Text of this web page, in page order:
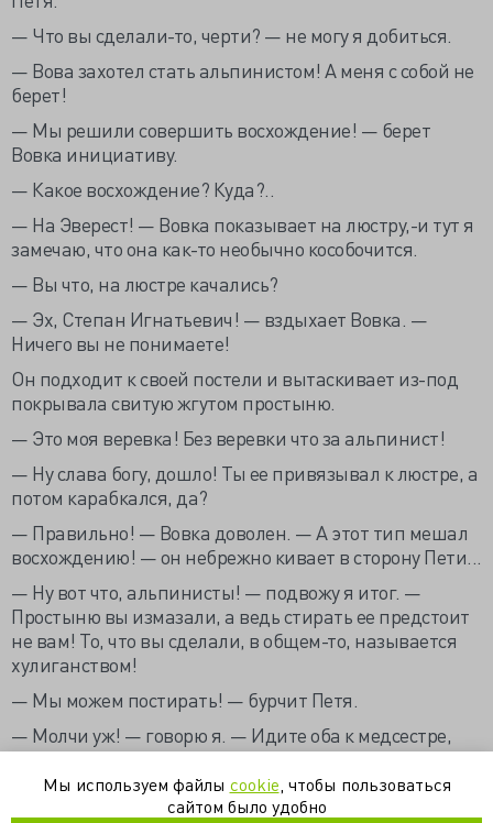
— Что вы сделали-то, черти? — не могу я добиться.
— Вова захотел стать альпинистом! А меня с собой не
берет!
— Мы решили совершить восхождение! — берет
Вовка инициативу.
— Какое восхождение? Куда?..
— На Эверест! — Вовка показывает на люстру,-и тут я
замечаю, что она как-то необычно кособочится.
— Вы что, на люстре качались?
— Эх, Степан Игнатьевич! — вздыхает Вовка. —
Ничего вы не понимаете!
Он подходит к своей постели и вытаскивает из-под
покрывала свитую жгутом простыню.
— Это моя веревка! Без веревки что за альпинист!
— Ну слава богу, дошло! Ты ее привязывал к люстре, а
потом карабкался, да?
— Правильно! — Вовка доволен. — А этот тип мешал
восхождению! — он небрежно кивает в сторону Пети...
— Ну вот что, альпинисты! — подвожу я итог. —
Простыню вы измазали, а ведь стирать ее предстоит
не вам! То, что вы сделали, в общем-то, называется
хулиганством!
— Мы можем постирать! — бурчит Петя.
— Молчи уж! — говорю я. — Идите оба к медсестре,
отнесите ей простыню и попросите дать вам другую!
Да не забудьте извиниться! Поняли?
Мы используем файлы cookie , чтобы пользоваться
сайтом было удобно